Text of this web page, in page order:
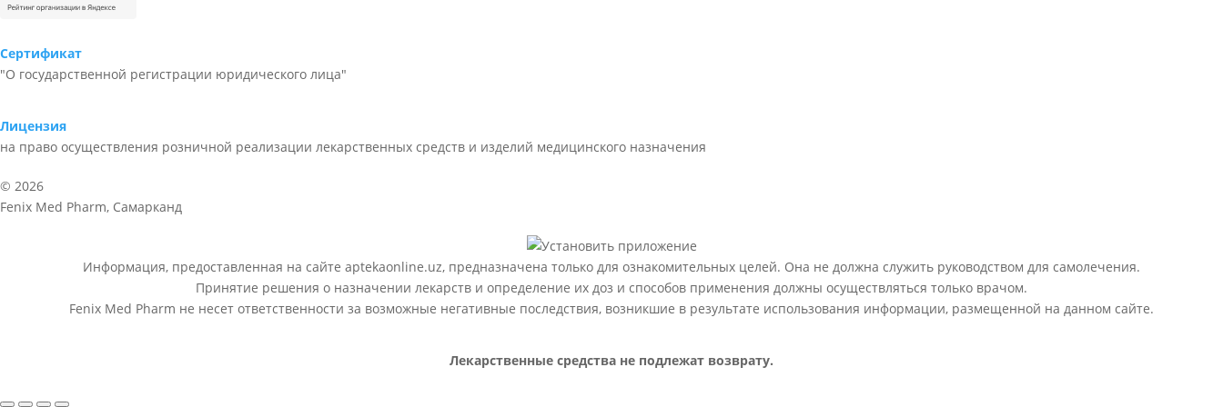
Сертификат
"О государственной регистрации юридического лица"
Лицензия
на право осуществления розничной реализации лекарственных средств и изделий медицинского назначения
© 2026
Fenix Med Pharm, Самарканд
Информация, предоставленная на сайте aptekaonline.uz, предназначена только для ознакомительных целей. Она не должна служить руководством для самолечения.
Принятие решения о назначении лекарств и определение их доз и способов применения должны осуществляться только врачом.
Fenix Med Pharm не несет ответственности за возможные негативные последствия, возникшие в результате использования информации, размещенной на данном сайте.
Лекарственные средства не подлежат возврату.